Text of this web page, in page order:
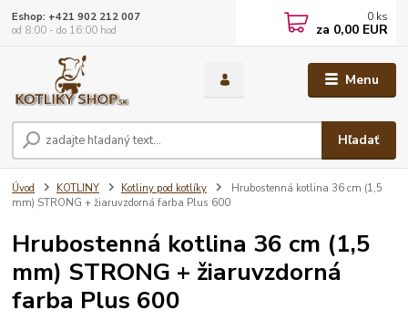
Menu
Hľadať
Eshop: +421 902 212 007
od 8:00 - do 16:00 hod
0 ks
za 0,00 EUR
Úvod KOTLINY Kotliny pod kotlíky
Hrubostenná kotlina 36 cm (1,5
mm) STRONG + žiaruvzdorná farba Plus 600
Hrubostenná kotlina 36 cm (1,5
mm) STRONG + žiaruvzdorná
farba Plus 600